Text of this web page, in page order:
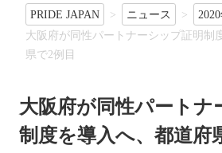
PRIDE JAPAN ニュース
大阪府が同性パートナーシップ証明制
県で2例目
大阪府が同性パートナ
制度を導入へ、都道府